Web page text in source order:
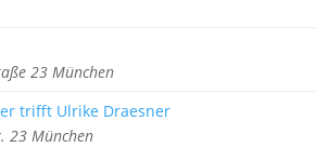
23 München
trifft Ulrike Draesner
23 München